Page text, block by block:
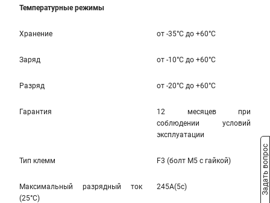
Температурные режимы
Хранение от -35°С до +60°С
Заряд от -10°С до +60°С
Разряд от -20°С до +60°С
Гарантия
12 месяцев при
соблюдении условий
эксплуатации
Тип клемм F3 (болт М5 с гайкой)
Максимальный разрядный ток
(25°С)
245A(5c) Задать вопрос